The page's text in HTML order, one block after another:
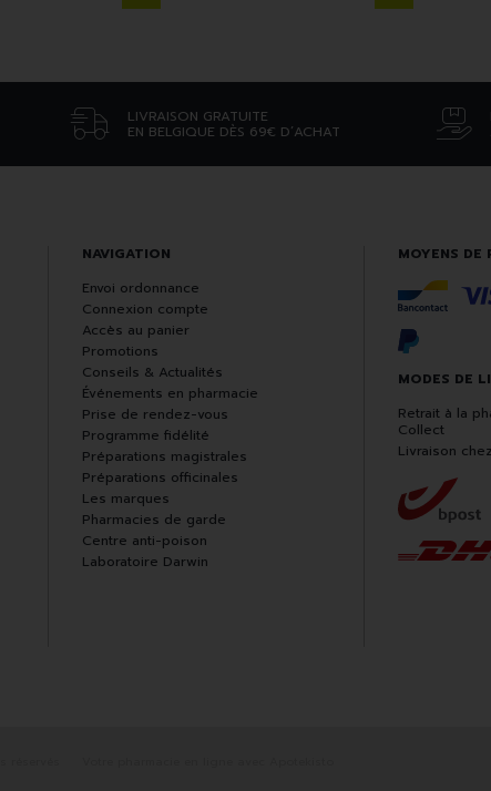
LIVRAISON GRATUITE
EN BELGIQUE DÈS 69€ D’ACHAT
NAVIGATION
Envoi ordonnance
Connexion compte
Accès au panier
Promotions
Conseils & Actualités
Événements en pharmacie
Prise de rendez-vous
Programme fidélité
Préparations magistrales
Préparations officinales
Les marques
Pharmacies de garde
Centre anti-poison
Laboratoire Darwin
MOYENS DE
MODES DE
Retrait à la
Collect
Livraison